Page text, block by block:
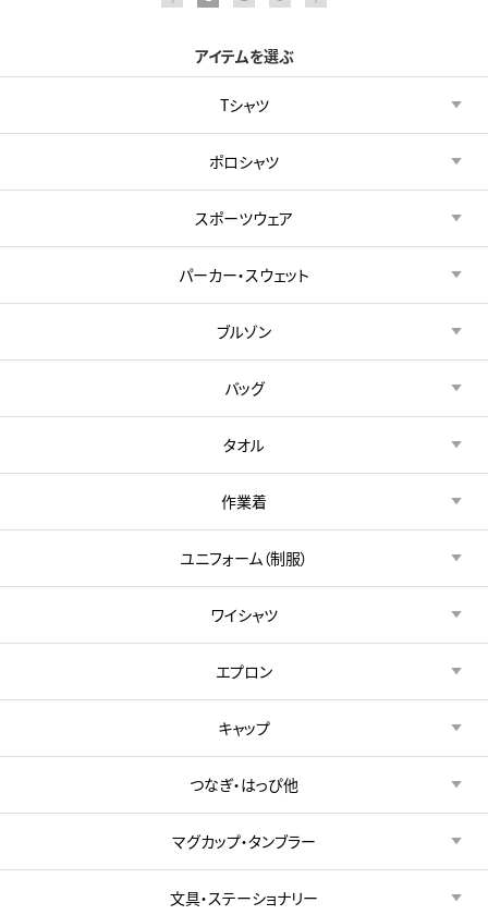
アイテムを選ぶ
Tシャツ
ポロシャツ
スポーツウェア
パーカー・スウェット
ブルゾン
バッグ
タオル
作業着
ユニフォーム（制服）
ワイシャツ
エプロン
キャップ
つなぎ・はっぴ他
マグカップ・タンブラー
文具・ステーショナリー